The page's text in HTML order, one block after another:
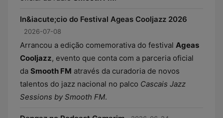
In&iacute;cio do Festival Ageas Cooljazz 2026
2026-07-08
Arrancou a edição comemorativa do festival Ageas
Cooljazz, evento que conta com a parceria oficial
da Smooth FM através da curadoria de novos
talentos do jazz nacional no palco Cascais Jazz
Sessions by Smooth FM.